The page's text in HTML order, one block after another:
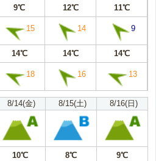
9℃ 12℃ 11℃
15 14 9
14℃ 14℃ 14℃
18 16 13
8/14(金) 8/15(土) 8/16(日)
10℃ 8℃ 9℃